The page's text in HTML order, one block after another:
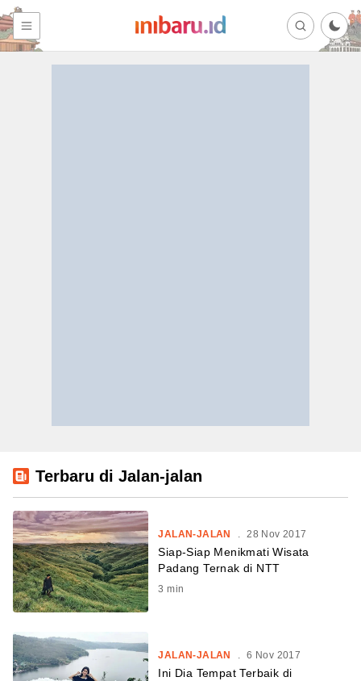
Terbaru di Jalan-jalan
JALAN-JALAN . 28 Nov 2017
Siap-Siap Menikmati Wisata
Padang Ternak di NTT
3 min
JALAN-JALAN . 6 Nov 2017
Ini Dia Tempat Terbaik di